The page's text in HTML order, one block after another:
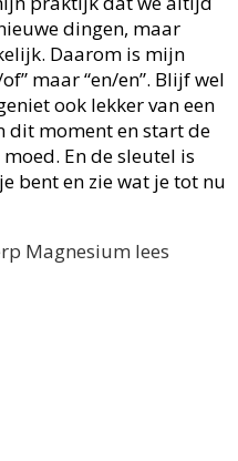
dingen, maar
Daarom is mijn
maar “en/en”. Blijf wel
ook lekker van een
dit moment en start de
En de sleutel is
bent en zie wat je tot nu
Magnesium lees